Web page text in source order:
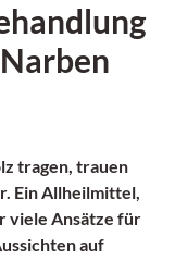
tragen, trauen
Ein Allheilmittel,
viele Ansätze für
auf